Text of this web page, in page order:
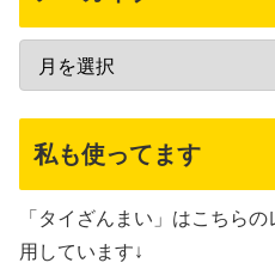
私も使ってます
「タイざんまい」はこちら
用しています↓